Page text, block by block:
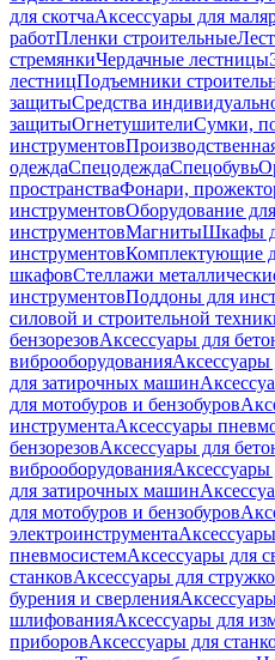
для скотчаАксессуары для
работПленки строительные
стремянкиЧердачные лестницы
лестницПодъемники
защитыСредства
защитыОгнетушителиСумки,
инструментов
одеждаСпецодеждаСпецобувь
пространстваФонари,
инструментовОборудование
инструментовМагнитыШкафы
инструментовКомплектующие
шкафовСтеллажи
инструментовПоддоны для
силовой и строительной
бензорезовАксессуары для
виброоборудованияАксессуары
для затирочных машин
для мотобуров и бензобуров
инструментаАксессуары
бензорезовАксессуары для
виброоборудованияАксессуары
для затирочных машин
для мотобуров и бензобуров
электроинструмента
пневмосистемАксессуары для
станковАксессуары для
бурения и сверления
шлифованияАксессуары для
приборовАксессуары для